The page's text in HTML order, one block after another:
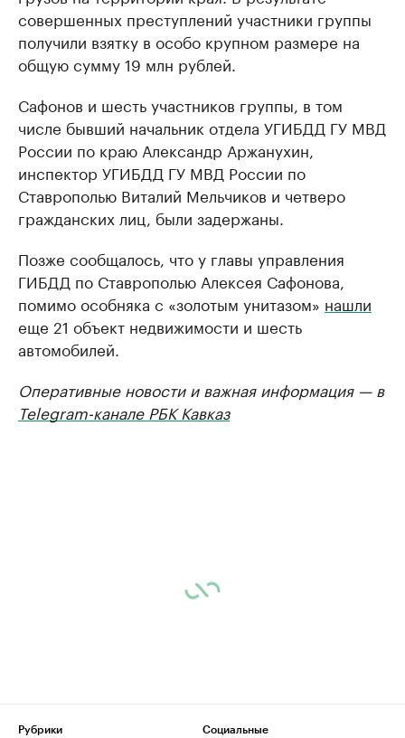
совершенных преступлений участники группы
получили взятку в особо крупном размере на
общую сумму 19 млн рублей.
Сафонов и шесть участников группы, в том
числе бывший начальник отдела УГИБДД ГУ МВД
России по краю Александр Аржанухин,
инспектор УГИБДД ГУ МВД России по
Ставрополью Виталий Мельчиков и четверо
гражданских лиц, были задержаны.
Позже сообщалось, что у главы управления
ГИБДД по Ставрополью Алексея Сафонова,
помимо особняка с «золотым унитазом» нашли
еще 21 объект недвижимости и шесть
автомобилей.
Оперативные новости и важная информация — в
Telegram-канале РБК Кавказ
Рубрики
Социальные